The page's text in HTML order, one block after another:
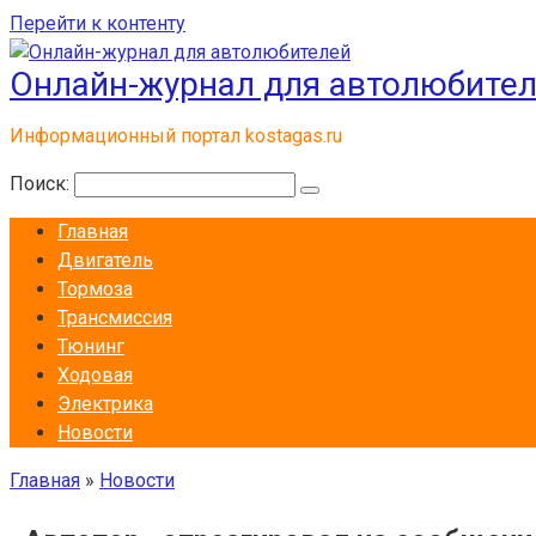
Перейти к контенту
Онлайн-журнал для
Информационный портал kostagas.ru
Поиск:
Главная
Двигатель
Тормоза
Трансмиссия
Тюнинг
Ходовая
Электрика
Новости
Главная » Новости